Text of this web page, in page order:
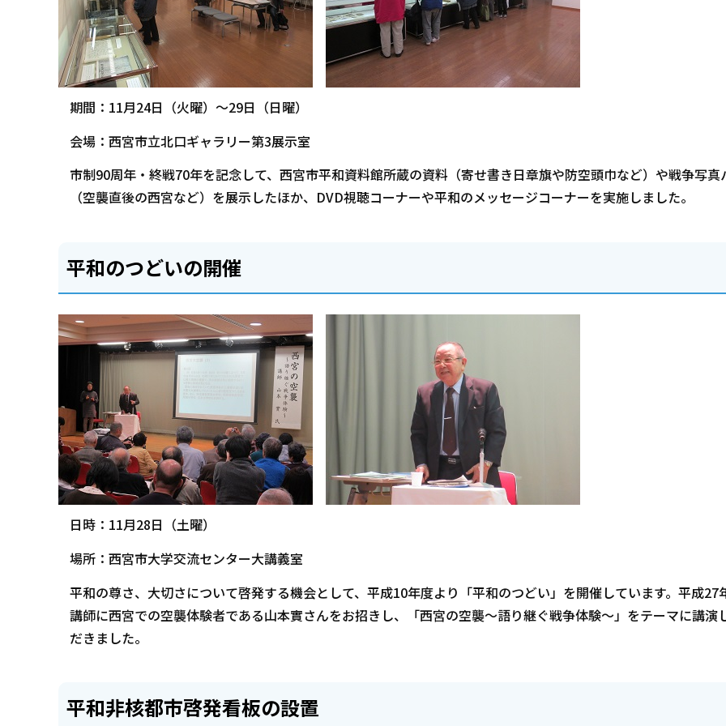
期間：11月24日（火曜）～29日（日曜）
会場：西宮市立北口ギャラリー第3展示室
市制90周年・終戦70年を記念して、西宮市平和資料館所蔵の資料（寄せ書き日章旗や防空頭巾など）や戦争写真
（空襲直後の西宮など）を展示したほか、DVD視聴コーナーや平和のメッセージコーナーを実施しました。
平和のつどいの開催
日時：11月28日（土曜）
場所：西宮市大学交流センター大講義室
平和の尊さ、大切さについて啓発する機会として、平成10年度より「平和のつどい」を開催しています。平成27
講師に西宮での空襲体験者である山本實さんをお招きし、「西宮の空襲～語り継ぐ戦争体験～」をテーマに講演
だきました。
平和非核都市啓発看板の設置